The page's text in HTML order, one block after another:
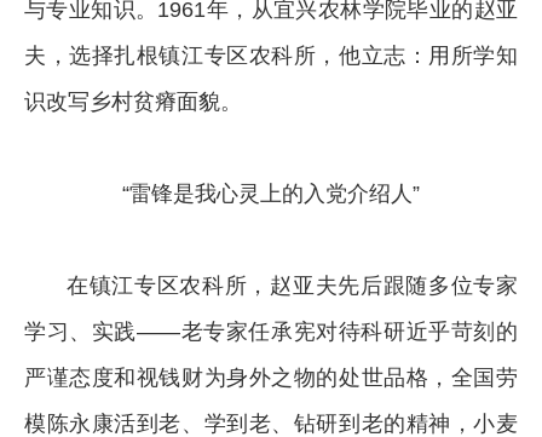
与专业知识。1961年，从宜兴农林学院毕业的赵亚
夫，选择扎根镇江专区农科所，他立志：用所学知
识改写乡村贫瘠面貌。
“雷锋是我心灵上的入党介绍人”
在镇江专区农科所，赵亚夫先后跟随多位专家
学习、实践——老专家任承宪对待科研近乎苛刻的
严谨态度和视钱财为身外之物的处世品格，全国劳
模陈永康活到老、学到老、钻研到老的精神，小麦